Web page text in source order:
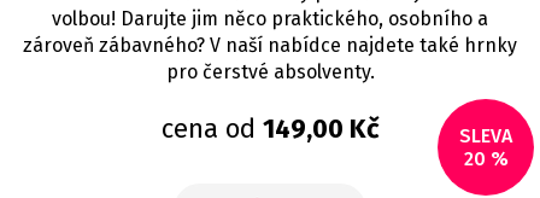
SLEVA
20 %
volbou! Darujte jim něco praktického, osobního a
zároveň zábavného? V naší nabídce najdete také hrnky
pro čerstvé absolventy.
cena od 149,00 Kč